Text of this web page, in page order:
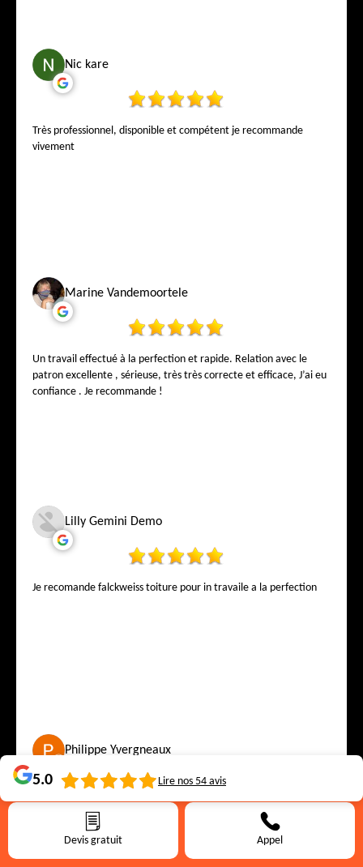
Devis gratuit Appel
Nic kare
Très professionnel, disponible et compétent je recommande
vivement
Marine Vandemoortele
Un travail effectué à la perfection et rapide. Relation avec le
patron excellente , sérieuse, très très correcte et efficace, J’ai eu
confiance . Je recommande !
Lilly Gemini Demo
Je recomande falckweiss toiture pour in travaile a la perfection
Philippe Yvergneaux
Devis très correcte personnel impeccable. Facture = au devis.
Rapidité d'exécution
5.0 Lire nos 54 avis